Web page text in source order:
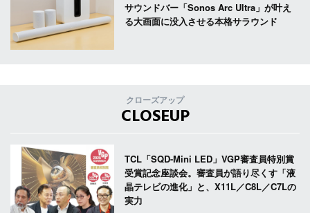
サウンドバー「Sonos Arc Ultra」が叶え
る大画面に没入させる本格サラウンド
クローズアップ
CLOSEUP
TCL「SQD-Mini LED」VGP審査員特別賞
受賞記念座談会。審査員が語り尽くす「液
晶テレビの進化」と、X11L／C8L／C7Lの
実力